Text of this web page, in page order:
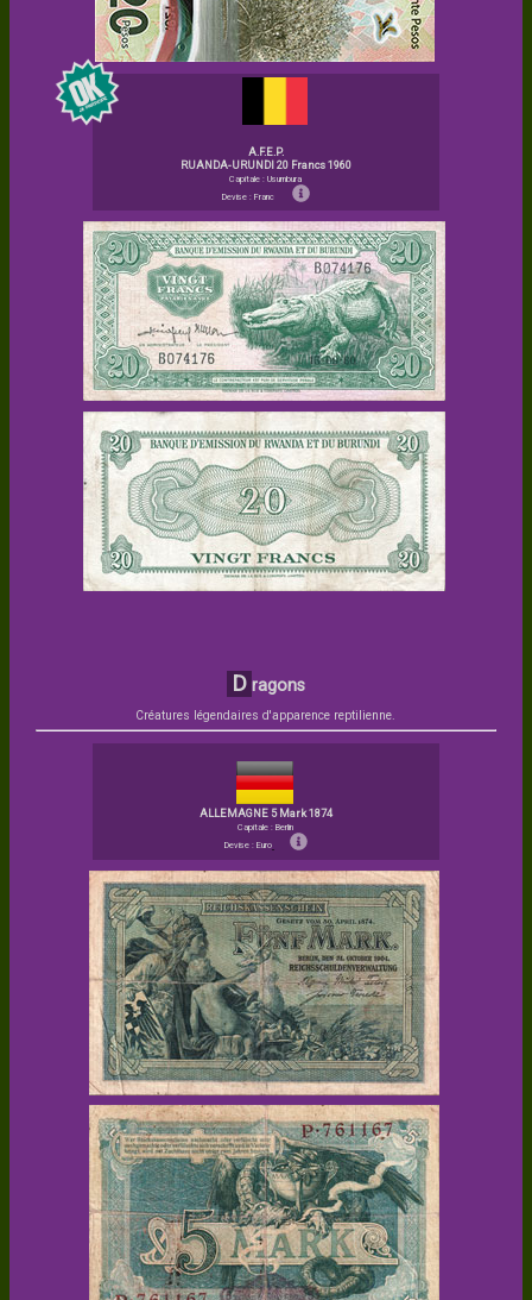
A.F.E.P.
RUANDA-URUNDI 20 Francs 1960
Capitale : Usumbura
Devise : Franc
D ragons
Créatures légendaires d'apparence reptilienne.
ALLEMAGNE 5 Mark 1874
Capitale : Berlin
Devise : Euro